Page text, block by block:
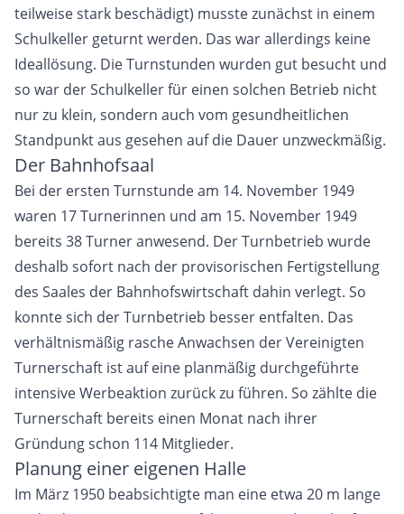
teilweise stark beschädigt) musste zunächst in einem
Schulkeller geturnt werden. Das war allerdings keine
Ideallösung. Die Turnstunden wurden gut besucht und
so war der Schulkeller für einen solchen Betrieb nicht
nur zu klein, sondern auch vom gesundheitlichen
Standpunkt aus gesehen auf die Dauer unzweckmäßig.
Der Bahnhofsaal
Bei der ersten Turnstunde am 14. November 1949
waren 17 Turnerinnen und am 15. November 1949
bereits 38 Turner anwesend. Der Turnbetrieb wurde
deshalb sofort nach der provisorischen Fertigstellung
des Saales der Bahnhofswirtschaft dahin verlegt. So
konnte sich der Turnbetrieb besser entfalten. Das
verhältnismäßig rasche Anwachsen der Vereinigten
Turnerschaft ist auf eine planmäßig durchgeführte
intensive Werbeaktion zurück zu führen. So zählte die
Turnerschaft bereits einen Monat nach ihrer
Gründung schon 114 Mitglieder.
Planung einer eigenen Halle
Im März 1950 beabsichtigte man eine etwa 20 m lange